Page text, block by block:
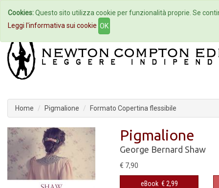
Home Autori Eventi
Home Pigmalione Formato Copertina flessibile
Pigmalione
George Bernard Shaw
€ 7,90
eBook € 2,99
Cookies:Questo sito utilizza cookie per funzionalità proprie. Se
Leggi l'informativa sui cookie OK